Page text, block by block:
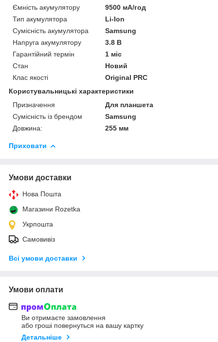
Ємність акумулятору
9500 мА/год
Тип акумулятора
Li-Ion
Сумісність акумулятора
Samsung
Напруга акумулятору
3.8 В
Гарантійний термін
1 міс
Стан
Новий
Клас якості
Original PRC
Користувальницькі характеристики
Призначення
Для планшета
Сумісність із брендом
Samsung
Довжина:
255 мм
Приховати
Умови доставки
Нова Пошта
Магазини Rozetka
Укрпошта
Самовивіз
Всі умови доставки
Умови оплати
Ви отримаєте замовлення
або гроші повернуться на вашу картку
Детальніше